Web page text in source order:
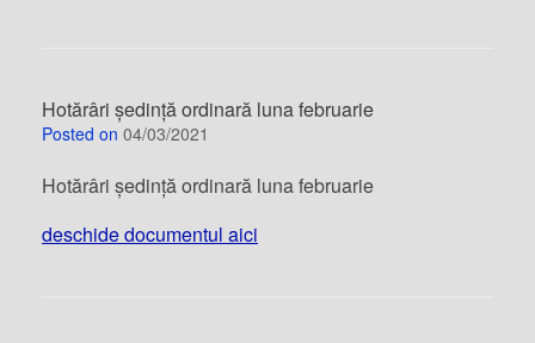
Hotărâri ședință ordinară luna februarie
Posted on 04/03/2021
Hotărâri ședință ordinară luna februarie
deschide documentul aici